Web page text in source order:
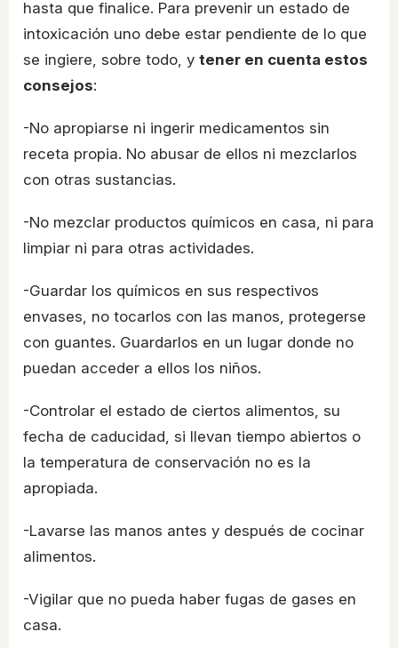
hasta que finalice. Para prevenir un estado de
intoxicación uno debe estar pendiente de lo que
se ingiere, sobre todo, y tener en cuenta estos
consejos:
-No apropiarse ni ingerir medicamentos sin
receta propia. No abusar de ellos ni mezclarlos
con otras sustancias.
-No mezclar productos químicos en casa, ni para
limpiar ni para otras actividades.
-Guardar los químicos en sus respectivos
envases, no tocarlos con las manos, protegerse
con guantes. Guardarlos en un lugar donde no
puedan acceder a ellos los niños.
-Controlar el estado de ciertos alimentos, su
fecha de caducidad, si llevan tiempo abiertos o
la temperatura de conservación no es la
apropiada.
-Lavarse las manos antes y después de cocinar
alimentos.
-Vigilar que no pueda haber fugas de gases en
casa.